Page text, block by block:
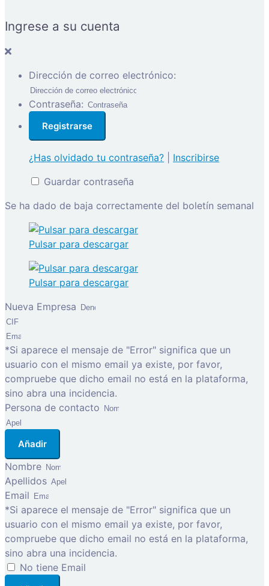
Ingrese a su cuenta
Dirección de correo electrónico:
Contraseña:
¿Has olvidado tu contraseña?
Inscribirse
Guardar contraseña
Se ha dado de baja correctamente del boletín semanal
Pulsar para descargar
Pulsar para descargar
Nueva Empresa
*Si aparece el mensaje de "Error" significa que un
usuario con el mismo email ya existe, por favor,
compruebe que dicho email no está en la plataforma,
sino abra una incidencia.
Persona de contacto
Añadir
Nombre
Apellidos
Email
*Si aparece el mensaje de "Error" significa que un
usuario con el mismo email ya existe, por favor,
compruebe que dicho email no está en la plataforma,
sino abra una incidencia.
No tiene Email